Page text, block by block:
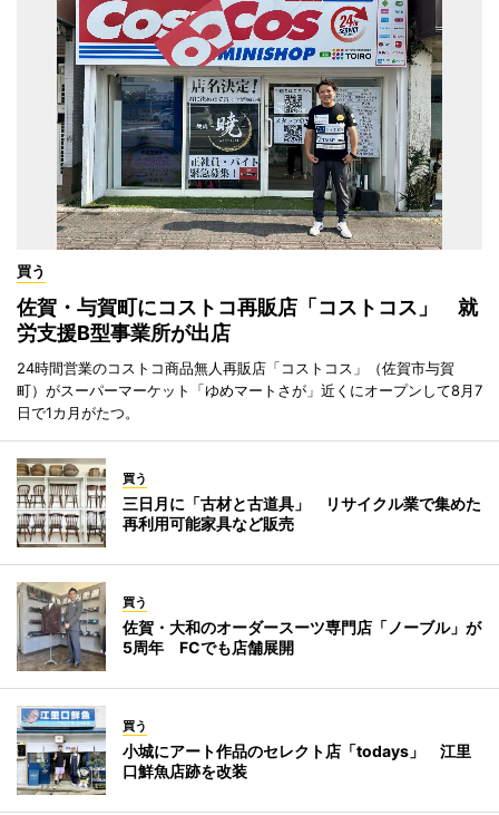
買う
佐賀・与賀町にコストコ再販店「コストコス」 就
労支援B型事業所が出店
24時間営業のコストコ商品無人再販店「コストコス」（佐賀市与賀
町）がスーパーマーケット「ゆめマートさが」近くにオープンして8月7
日で1カ月がたつ。
買う
三日月に「古材と古道具」 リサイクル業で集めた
再利用可能家具など販売
買う
佐賀・大和のオーダースーツ専門店「ノーブル」が
5周年 FCでも店舗展開
買う
小城にアート作品のセレクト店「todays」 江里
口鮮魚店跡を改装